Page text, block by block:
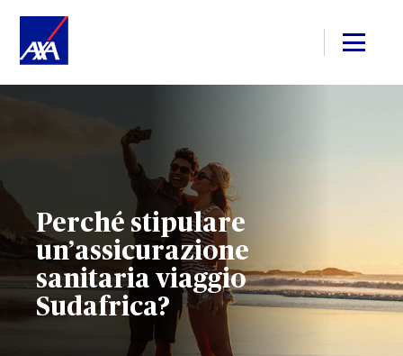
Perché stipulare
un’assicurazione
sanitaria viaggio
Sudafrica?